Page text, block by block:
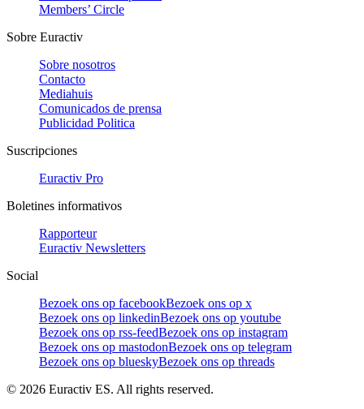
Members’ Circle
Sobre Euractiv
Sobre nosotros
Contacto
Mediahuis
Comunicados de prensa
Publicidad Politica
Suscripciones
Euractiv Pro
Boletines informativos
Rapporteur
Euractiv Newsletters
Social
Bezoek ons op facebookBezoek ons op x
Bezoek ons op linkedinBezoek ons op youtube
Bezoek ons op rss-feedBezoek ons op instagram
Bezoek ons op mastodonBezoek ons op telegram
Bezoek ons op blueskyBezoek ons op threads
© 2026 Euractiv ES. All rights reserved.